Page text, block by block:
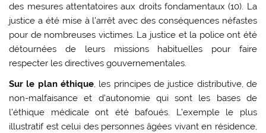
des mesures attentatoires aux droits fondamentaux (10). La
justice a été mise à l’arrêt avec des conséquences néfastes
pour de nombreuses victimes. La justice et la police ont été
détournées de leurs missions habituelles pour faire
respecter les directives gouvernementales.
Sur le plan éthique, les principes de justice distributive, de
non-malfaisance et d’autonomie qui sont les bases de
l’éthique médicale ont été bafoués. L’exemple le plus
illustratif est celui des personnes âgées vivant en résidence,